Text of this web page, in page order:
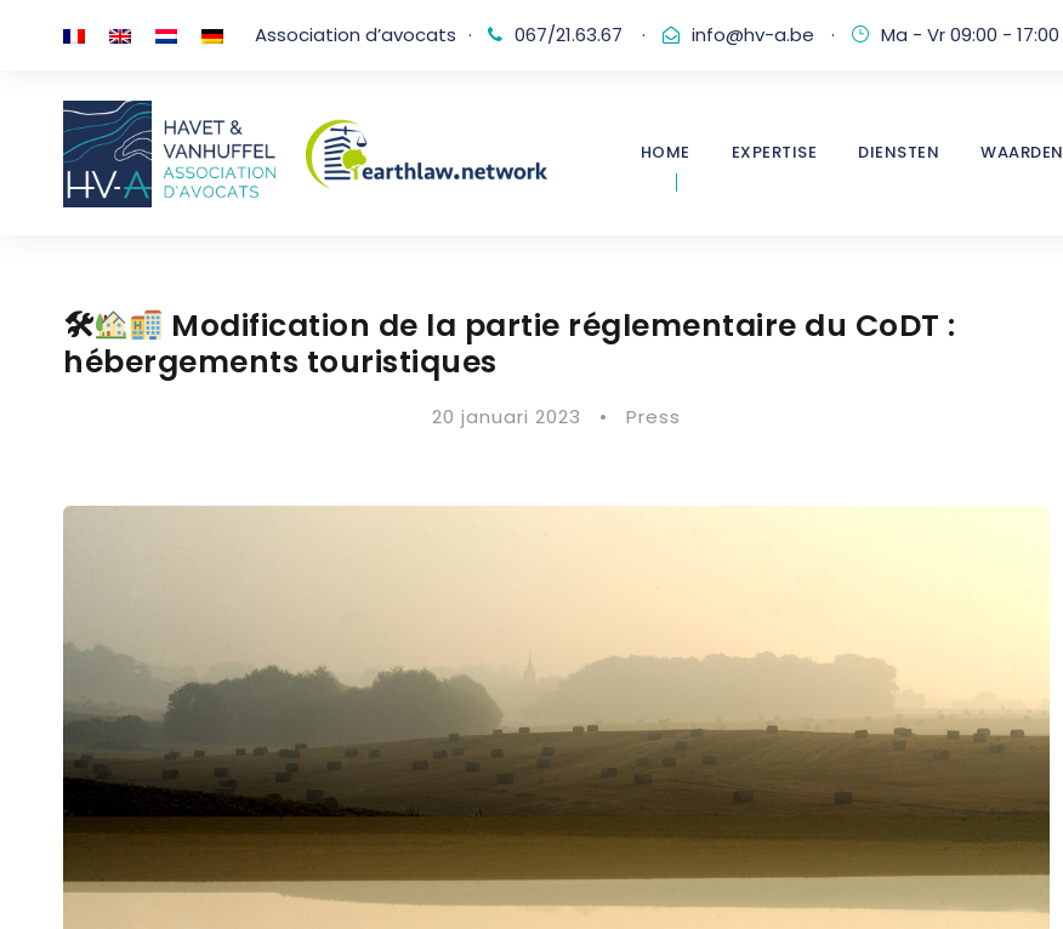
Association d’avocats · 067/21.63.67 · info@hv-a.be · Ma - Vr 09:00 - 17:00
HOME EXPERTISE DIENSTEN WAARDEN
🛠
Modification de la partie réglementaire du CoDT :
hébergements touristiques
20 januari 2023 • Press